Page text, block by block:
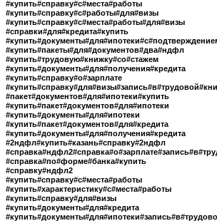
#купить#справку#с#места#работы
#купить#справку#с#работы#для#визы
#купить#справку#с#места#работы#для#визы
#справки#для#кредита#купить
#купить#пакеты#для#документов#два#ндфл
#купить#трудовую#книжку#со#стажем
#купить#документы#для#получения#кредита
#купить#справку#о#зарплате
#пакет#документов#для#ипотеки#купить
#купить#пакет#документов#для#ипотеки
#купить#документы#для#ипотеки
#купить#пакет#документов#для#кредита
#купить#документы#для#получения#кредита
#2ндфл#купить#казань#справку#2ндфл
#справка#по#форме#банка#купить
#справку#ндфл2
#купить#справку#с#места#работы
#купить#характеристику#с#места#работы
#купить#справку#для#визы
#купить#документы#для#кредита